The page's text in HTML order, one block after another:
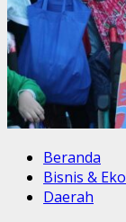
Beranda
Bisnis &
Daerah